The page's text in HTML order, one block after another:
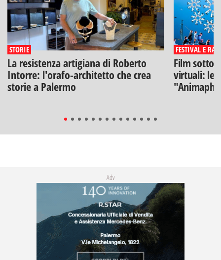
STORIE
La resistenza artigiana di Roberto
Intorre: l'orafo-architetto che crea
storie a Palermo
FESTIVAL E
Film sotto
virtuali: le
Adv